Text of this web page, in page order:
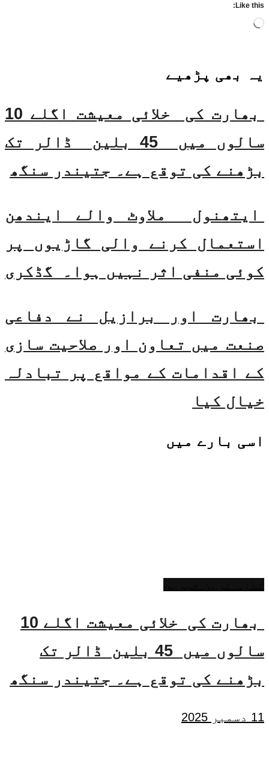
Like this:
Loading…
یہ بھی پڑھیے
بھارت کی خلائی معیشت اگلے 10
سالوں میں 45 بلین ڈالر تک
بڑھنے کی توقع ہے۔ جتیندر سنگھ
ایتھنول ملاوٹ والے ایندھن
استعمال کرنے والی گاڑیوں پر
کوئی منفی اثر نہیں ہوا۔ گڈکری
بھارت اور برازیل نے دفاعی
صنعت میں تعاون اور صلاحیت سازی
کے اقدامات کے مواقع پر تبادلہ
خیال کیا
اسی بارے میں
بھارت کی خلائی معیشت اگلے 10
سالوں میں 45 بلین ڈالر تک
بڑھنے کی توقع ہے۔ جتیندر سنگھ
11 دسمبر 2025